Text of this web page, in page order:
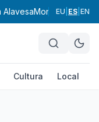
AlavesaMontaña Alavesa
EU ES EN
Cultura Local